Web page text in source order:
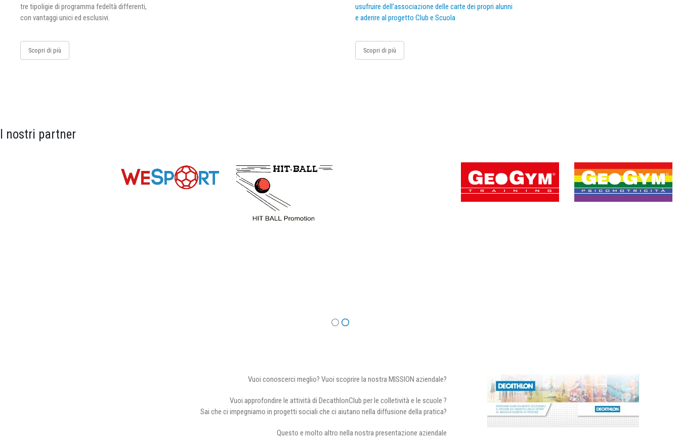
tre tipoligie di programma fedeltà differenti,
con vantaggi unici ed esclusivi.
Scopri di più
usufruire dell’associazione delle carte dei propri alunni
e aderire al progetto Club e Scuola
Scopri di più
I nostri partner
Vuoi conoscerci meglio? Vuoi scoprire la nostra MISSION aziendale?
Vuoi approfondire le attività di DecathlonClub per le colletività e le scuole ?
Sai che ci impegniamo in progetti sociali che ci aiutano nella diffusione della pratica?
Questo e molto altro nella nostra presentazione aziendale